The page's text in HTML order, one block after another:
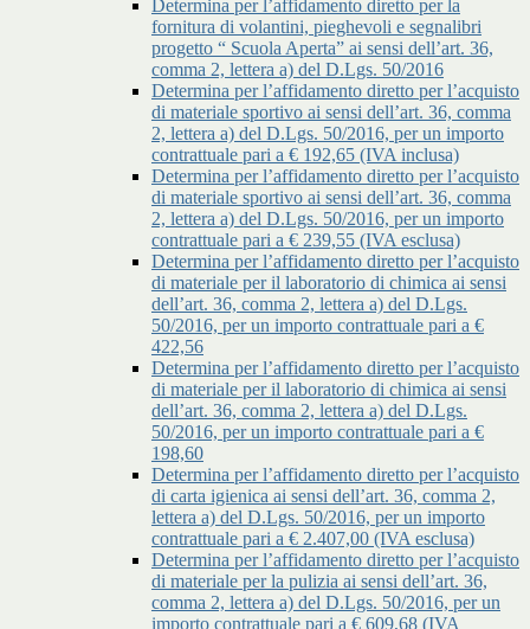
Determina per l’affidamento diretto per la
fornitura di volantini, pieghevoli e segnalibri
progetto “ Scuola Aperta” ai sensi dell’art. 36,
comma 2, lettera a) del D.Lgs. 50/2016
Determina per l’affidamento diretto per l’acquisto
di materiale sportivo ai sensi dell’art. 36, comma
2, lettera a) del D.Lgs. 50/2016, per un importo
contrattuale pari a € 192,65 (IVA inclusa)
Determina per l’affidamento diretto per l’acquisto
di materiale sportivo ai sensi dell’art. 36, comma
2, lettera a) del D.Lgs. 50/2016, per un importo
contrattuale pari a € 239,55 (IVA esclusa)
Determina per l’affidamento diretto per l’acquisto
di materiale per il laboratorio di chimica ai sensi
dell’art. 36, comma 2, lettera a) del D.Lgs.
50/2016, per un importo contrattuale pari a €
422,56
Determina per l’affidamento diretto per l’acquisto
di materiale per il laboratorio di chimica ai sensi
dell’art. 36, comma 2, lettera a) del D.Lgs.
50/2016, per un importo contrattuale pari a €
198,60
Determina per l’affidamento diretto per l’acquisto
di carta igienica ai sensi dell’art. 36, comma 2,
lettera a) del D.Lgs. 50/2016, per un importo
contrattuale pari a € 2.407,00 (IVA esclusa)
Determina per l’affidamento diretto per l’acquisto
di materiale per la pulizia ai sensi dell’art. 36,
comma 2, lettera a) del D.Lgs. 50/2016, per un
importo contrattuale pari a € 609,68 (IVA